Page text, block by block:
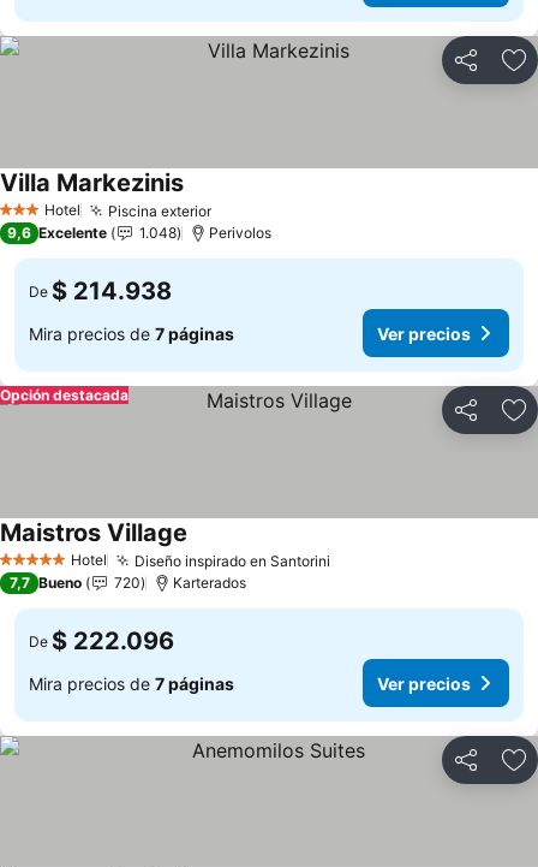
Compartir
3 Estrellas
Hotel Piscina exteriorVer precios
Villa MarkezinisVer precios
9,6 Excelente 1.048 Perivolos
De $ 214.938
Mira precios de 7 páginas Ver precios
Compartir
Opción destacada
5 Estrellas Hotel Diseño inspirado en Santorini
Maistros Village
7,7 Bueno 720 Karterados
De $ 222.096
Mira precios de 7 páginas Ver precios
Compartir